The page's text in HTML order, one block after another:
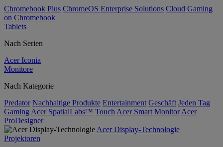
Chromebook Plus ChromeOS Enterprise Solutions Cloud Gaming
on Chromebook
Tablets
Nach Serien
Acer Iconia
Monitore
Nach Kategorie
Predator Nachhaltige Produkte Entertainment Geschäft Jeden Tag
Gaming Acer SpatialLabs™ Touch Acer Smart Monitor Acer
ProDesigner
Acer Display-Technologie
Projektoren